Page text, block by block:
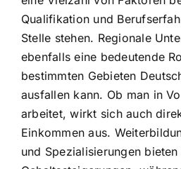
Qualifikation und
Stelle stehen. Regionale
ebenfalls eine bedeutende
bestimmten Gebieten
ausfallen kann. Ob man in
arbeitet, wirkt sich auch
Einkommen aus.
und Spezialisierungen